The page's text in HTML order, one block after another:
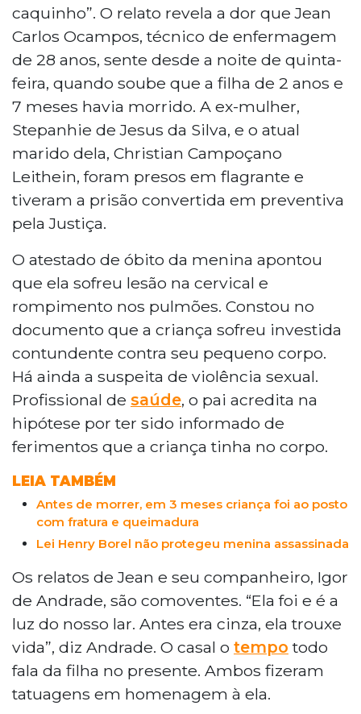
caquinho”. O relato revela a dor que Jean
Carlos Ocampos, técnico de enfermagem
de 28 anos, sente desde a noite de quinta-
feira, quando soube que a filha de 2 anos e
7 meses havia morrido. A ex-mulher,
Stepanhie de Jesus da Silva, e o atual
marido dela, Christian Campoçano
Leithein, foram presos em flagrante e
tiveram a prisão convertida em preventiva
pela Justiça.
O atestado de óbito da menina apontou
que ela sofreu lesão na cervical e
rompimento nos pulmões. Constou no
documento que a criança sofreu investida
contundente contra seu pequeno corpo.
Há ainda a suspeita de violência sexual.
Profissional de saúde, o pai acredita na
hipótese por ter sido informado de
ferimentos que a criança tinha no corpo.
LEIA TAMBÉM
Antes de morrer, em 3 meses criança foi ao posto
com fratura e queimadura
Lei Henry Borel não protegeu menina assassinada
Os relatos de Jean e seu companheiro, Igor
de Andrade, são comoventes. “Ela foi e é a
luz do nosso lar. Antes era cinza, ela trouxe
vida”, diz Andrade. O casal o tempo todo
fala da filha no presente. Ambos fizeram
tatuagens em homenagem à ela.